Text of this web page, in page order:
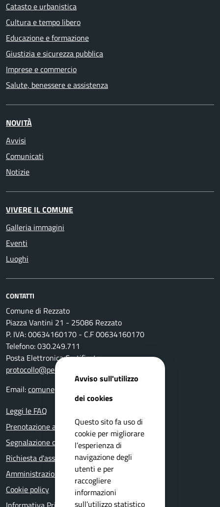
Catasto e urbanistica
Cultura e tempo libero
Educazione e formazione
Giustizia e sicurezza pubblica
Imprese e commercio
Salute, benessere e assistenza
NOVITÀ
Avvisi
Comunicati
Notizie
VIVERE IL COMUNE
Galleria immagini
Eventi
Luoghi
CONTATTI
Comune di Rezzato
Piazza Vantini 21 - 25086 Rezzato
P. IVA: 00634160170 - C.F 00634160170
Telefono: 030.249.711
Posta Elettronica Certificata:
protocollo@pec.comune.rezzato.bs.it
Email:comune@comune.rezzato.bs.it
Leggi le FAQ
Prenotazione appuntamento
Segnalazione disservizio
Richiesta d'assistenza
Amministrazione trasparente
Cookie policy
Avviso sull'utilizzo
dei cookies
Questo sito fa uso di
cookie per migliorare
l’esperienza di
navigazione degli
utenti e per
raccogliere
informazioni
sull’utilizzo statistico